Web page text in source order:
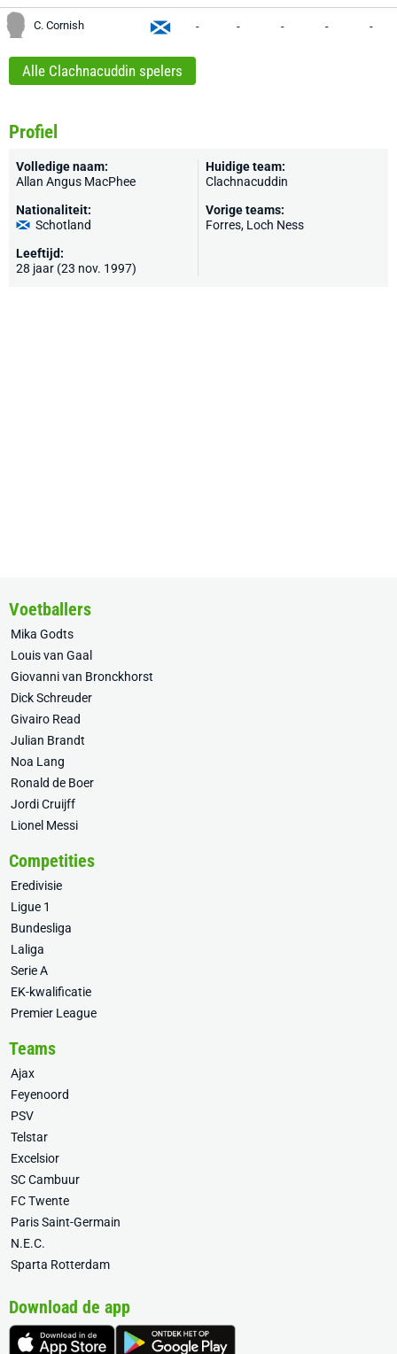
C. Cornish - - - - -
Alle Clachnacuddin spelers
Profiel
Volledige naam:
Allan Angus MacPhee
Nationaliteit:
Schotland
Leeftijd:
28 jaar (23 nov. 1997)
Huidige team:
Clachnacuddin
Vorige teams:
Forres, Loch Ness
Voetballers
Mika Godts
Louis van Gaal
Giovanni van Bronckhorst
Dick Schreuder
Givairo Read
Julian Brandt
Noa Lang
Ronald de Boer
Jordi Cruijff
Lionel Messi
Competities
Eredivisie
Ligue 1
Bundesliga
Laliga
Serie A
EK-kwalificatie
Premier League
Teams
Ajax
Feyenoord
PSV
Telstar
Excelsior
SC Cambuur
FC Twente
Paris Saint-Germain
N.E.C.
Sparta Rotterdam
Download de app